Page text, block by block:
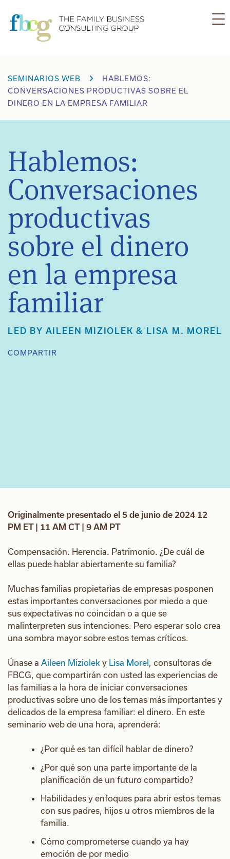
contenido
SEMINARIOS WEB
HABLEMOS:
CONVERSACIONES PRODUCTIVAS SOBRE EL
DINERO EN LA EMPRESA FAMILIAR
Hablemos:
Conversaciones
productivas
sobre el dinero
en la empresa
familiar
LED BY AILEEN MIZIOLEK & LISA M. MOREL
COMPARTIR
Originalmente presentado el 5 de junio de 2024 12
PM ET | 11 AM CT | 9 AM PT
Compensación. Herencia. Patrimonio. ¿De cuál de
ellas puede hablar abiertamente su familia?
Muchas familias propietarias de empresas posponen
estas importantes conversaciones por miedo a que
sus expectativas no coincidan o a que se
malinterpreten sus intenciones. Pero esperar solo crea
una sombra mayor sobre estos temas críticos.
Únase a Aileen Miziolek y Lisa Morel , consultoras de
FBCG, que compartirán con usted las experiencias de
las familias a la hora de iniciar conversaciones
productivas sobre uno de los temas más importantes y
delicados de la empresa familiar: el dinero. En este
seminario web de una hora, aprenderá:
¿Por qué es tan difícil hablar de dinero?
¿Por qué son una parte importante de la
planificación de un futuro compartido?
Habilidades y enfoques para abrir estos temas
con sus padres, hijos u otros miembros de la
familia.
Cómo comprometerse cuando ya hay
emoción de por medio